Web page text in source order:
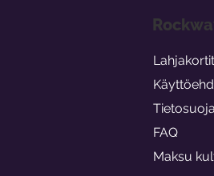
Lahjakortit
Tietosuoja
FAQ
Maksu